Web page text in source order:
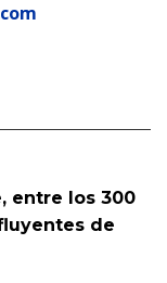
entre los 300
de